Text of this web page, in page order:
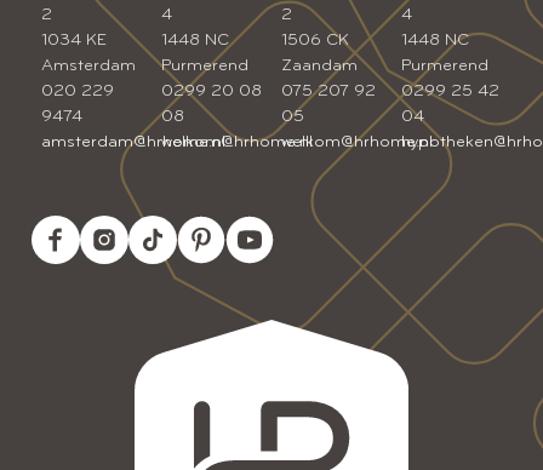
2
1034 KE
Amsterdam
020 229
9474
amsterdam@hrhome.nl
4
1448 NC
Purmerend
0299 20 08
08
welkom@hrhome.nl
2
1506 CK
Zaandam
075 207 92
05
welkom@hrhome.nl
4
1448 NC
Purmerend
0299 25 42
04